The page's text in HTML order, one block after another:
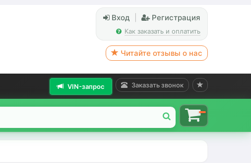
Вход Регистрация
Как заказать и оплатить
Читайте отзывы о нас
Заказать звонок
VIN-запрос